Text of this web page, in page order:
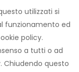
utilizzati si
funzionamento ed
policy.
a tutti o ad
Chiudendo questo